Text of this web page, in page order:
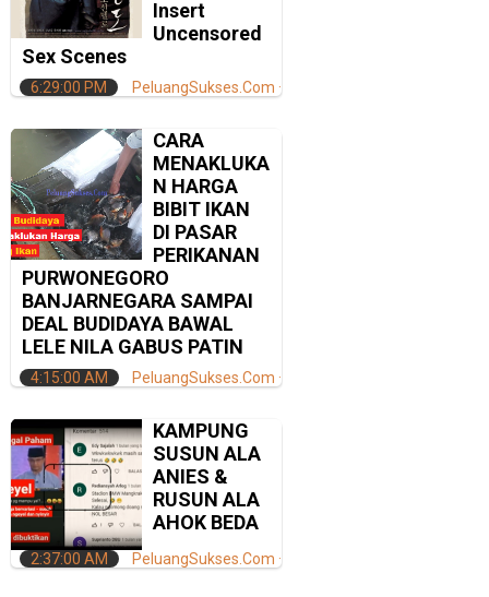
Insert
Uncensored
Sex Scenes
PeluangSukses.Com
6:29:00 PM
CARA
MENAKLUKA
N HARGA
BIBIT IKAN
DI PASAR
PERIKANAN
PURWONEGORO
BANJARNEGARA SAMPAI
DEAL BUDIDAYA BAWAL
LELE NILA GABUS PATIN
PeluangSukses.Com
4:15:00 AM
KAMPUNG
SUSUN ALA
ANIES &
RUSUN ALA
AHOK BEDA
PeluangSukses.Com
2:37:00 AM